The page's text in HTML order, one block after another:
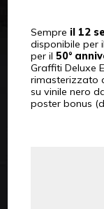
Sempre il 12
disponibile per
per il 50°
Graffiti Deluxe
rimasterizzato
su vinile nero
poster bonus